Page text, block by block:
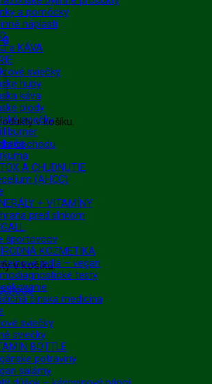
0
v košíku.
obchodu
v košíku.
a pomôcky
náplasti
a KÁVA
sviečky
huby
káva
plody
sviečky
A CHUDNUTIE
(AHCC)
+ VITAMÍNY
pred slnkom
športovcov
KOZMETIKA
jedlá – vegan
testy
čínska medicína
sviečky
sviečky
BOTTLE
potraviny
salámy